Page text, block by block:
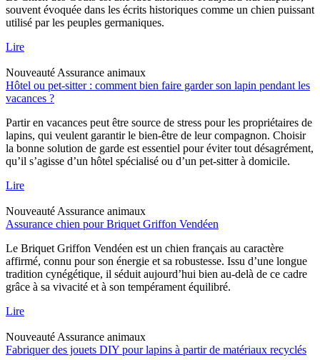
souvent évoquée dans les écrits historiques comme un chien puissant
utilisé par les peuples germaniques.
Lire
NouveautéAssurance animaux
Hôtel ou pet-sitter : comment bien faire garder son lapin pendant les
vacances ?
Partir en vacances peut être source de stress pour les propriétaires de
lapins, qui veulent garantir le bien-être de leur compagnon. Choisir
la bonne solution de garde est essentiel pour éviter tout désagrément,
qu’il s’agisse d’un hôtel spécialisé ou d’un pet-sitter à domicile.
Lire
NouveautéAssurance animaux
Assurance chien pour Briquet Griffon Vendéen
Le Briquet Griffon Vendéen est un chien français au caractère
affirmé, connu pour son énergie et sa robustesse. Issu d’une longue
tradition cynégétique, il séduit aujourd’hui bien au-delà de ce cadre
grâce à sa vivacité et à son tempérament équilibré.
Lire
NouveautéAssurance animaux
Fabriquer des jouets DIY pour lapins à partir de matériaux recyclés